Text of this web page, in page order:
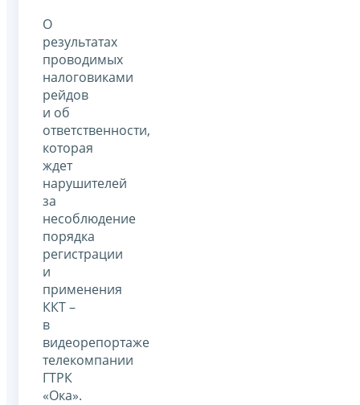
О
результатах
проводимых
налоговиками
рейдов
и об
ответственности,
которая
ждет
нарушителей
за
несоблюдение
порядка
регистрации
и
применения
ККТ –
в
видеорепортаже
телекомпании
ГТРК
«Ока».